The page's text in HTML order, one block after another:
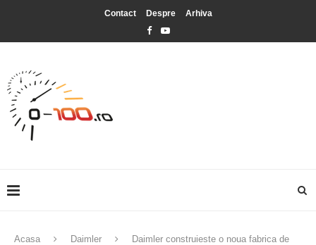
Contact Despre Arhiva
Acasa Daimler
Daimler construieste o noua fabrica de